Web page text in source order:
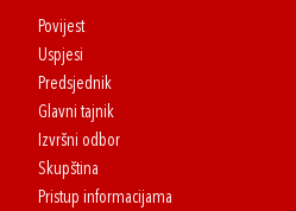
Povijest
Uspjesi
Predsjednik
Glavni tajnik
Izvršni odbor
Skupština
Pristup informacijama